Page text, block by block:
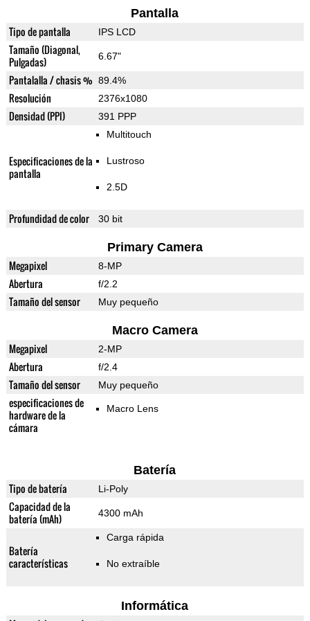
Pantalla
Tipo de pantalla IPS LCD
Tamaño (Diagonal,
Pulgadas)
6.67"
Pantalalla / chasis % 89.4%
Resolución 2376x1080
Densidad (PPI) 391 PPP
Especificaciones de la
pantalla
Multitouch
Lustroso
2.5D
Profundidad de color 30 bit
Primary Camera
Megapixel 8-MP
Abertura f/2.2
Tamaño del sensor Muy pequeño
Macro Camera
Megapixel 2-MP
Abertura f/2.4
Tamaño del sensor Muy pequeño
especificaciones de
hardware de la
cámara
Macro Lens
Batería
Tipo de batería Li-Poly
Capacidad de la
batería (mAh)
4300 mAh
Batería
características
Carga rápida
No extraíble
Informática